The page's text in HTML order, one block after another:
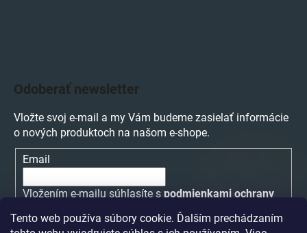
Tento web používa súbory cookie. Ďalším prechádzaním
Odoberať newsletter
Vložte svoj e-mail a my Vám budeme zasielať informácie
o nových produktoch na našom e-shope.
Email
Vložením e-mailu súhlasíte s podmienkami ochrany